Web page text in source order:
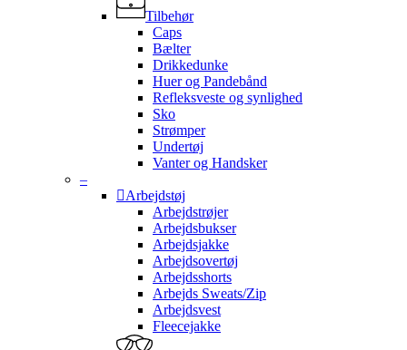
Tilbehør
Caps
Bælter
Drikkedunke
Huer og Pandebånd
Refleksveste og synlighed
Sko
Strømper
Undertøj
Vanter og Handsker
–
Arbejdstøj
Arbejdstrøjer
Arbejdsbukser
Arbejdsjakke
Arbejdsovertøj
Arbejdsshorts
Arbejds Sweats/Zip
Arbejdsvest
Fleecejakke